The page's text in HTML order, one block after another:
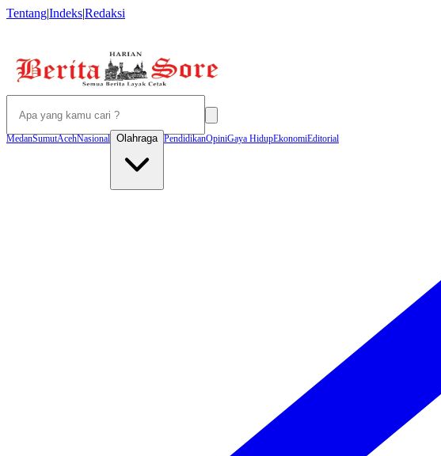
Tentang|Indeks|Redaksi
MedanSumutAcehNasional Olahraga PendidikanOpiniGaya HidupEkonomiEditorial